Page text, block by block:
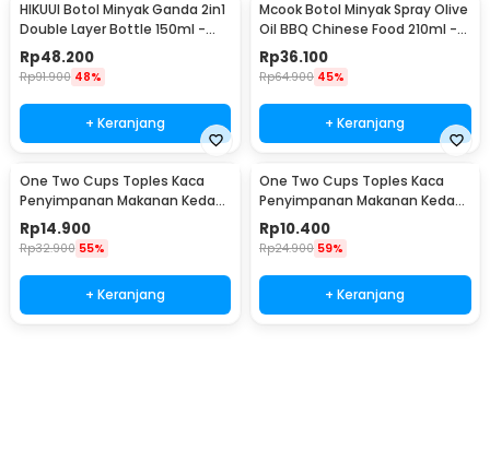
HIKUUI Botol Minyak Ganda 2in1
Double Layer Bottle 150ml -
HI150
Rp48.200
Rp91.900 48%
+ Keranjang
Mcook Botol Minyak Spray Olive
Oil BBQ Chinese Food 210ml -
M2194
Rp36.100
Rp64.900 45%
+ Keranjang
One Two Cups Toples Kaca
Penyimpanan Makanan Kedap
Udara Glass Jar 410ml - GH1270
Rp14.900
Rp32.900 55%
+ Keranjang
One Two Cups Toples Kaca
Penyimpanan Makanan Kedap
Udara Glass Jar 280ml -
GH1270
Rp10.400
Rp24.900 59%
+ Keranjang